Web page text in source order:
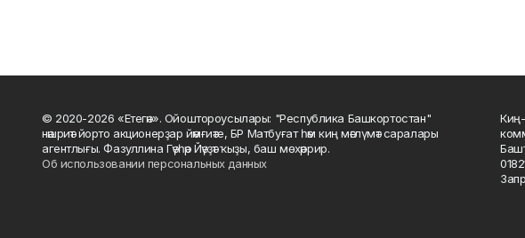
© 2020-2026 «Етегән». Ойоштороусылары: "Республика Башкортостан"
нәшриәт йорто акционерҙар йәмғиәте, БР Матбуғат һәм киң мәғлүмәт саралары
агентлығы. Фазуллина Гәүһәр Йәүҙәт ҡыҙы, баш мөхәррир.
Об использовании персональных данных
Киң-